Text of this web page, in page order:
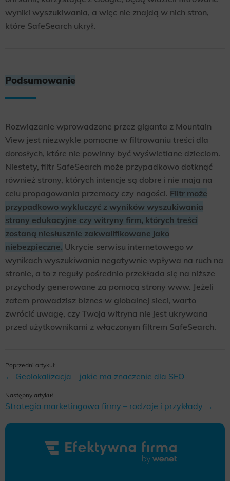
wyniki wyszukiwania, a więc nie znajdą w nich stron,
które SafeSearch ukrył.
Podsumowanie
Rozwiązanie wprowadzone przez giganta z Mountain
View jest niezwykle pomocne w filtrowaniu treści dla
dorosłych, które nie powinny być wyświetlane dzieciom.
Niestety, filtr SafeSearch może przypadkowo dotknąć
również strony, których intencje są dobre i nie mają na
celu propagowania przemocy czy nagości. Filtr może
przypadkowo wykluczyć z wyników wyszukiwania
strony edukacyjne czy witryny firm, których treści
zostaną niesłusznie zakwalifikowane jako
niebezpieczne. Ukrycie serwisu internetowego w
wynikach wyszukiwania negatywnie wpływa na ruch na
stronie, a to z reguły pośrednio przekłada się na niższe
przychody generowane za pomocą strony www. Jeżeli
zatem prowadzisz biznes w globalnej sieci, warto
zwrócić uwagę, czy Twoja witryna nie jest ukrywana
przed użytkownikami z włączonym filtrem SafeSearch.
Poprzedni artykuł
← Geolokalizacja – jakie ma znaczenie dla SEO
Następny artykuł
Strategia marketingowa firmy – rodzaje i przykłady →